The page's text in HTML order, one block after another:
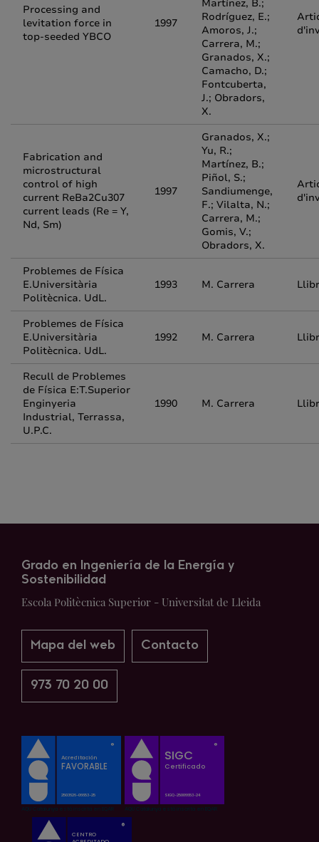
Processing and
levitation force in
top-seeded YBCO
1997
Martínez, B.;
Rodríguez, E.;
Amoros, J.;
Carrera, M.;
Granados, X.;
Camacho, D.;
Fontcuberta,
J.; Obradors,
X.
Fabrication and
microstructural
control of high
current ReBa2Cu307
current leads (Re = Y,
Nd, Sm)
1997
Granados, X.;
Yu, R.;
Martínez, B.;
Piñol, S.;
Sandiumenge,
F.; Vilalta, N.;
Carrera, M.;
Gomis, V.;
Obradors, X.
Problemes de Física
E.Universitària
Politècnica. UdL.
1993 M. Carrera
Problemes de Física
E.Universitària
Politècnica. UdL.
1992 M. Carrera
Recull de Problemes
de Física E:T.Superior
Enginyeria
Industrial, Terrassa,
U.P.C.
1990 M. Carrera
Grado en Ingeniería de la Energía y
Sostenibilidad
Escola Politècnica Superior - Universitat de Lleida
Mapa del web Contacto
973 70 20 00